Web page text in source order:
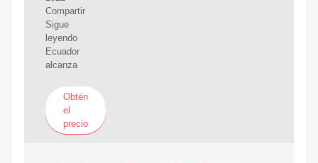
Compartir
Sigue
leyendo
Ecuador
alcanza
Obtén
el
precio